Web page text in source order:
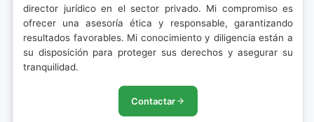
director jurídico en el sector privado. Mi compromiso es
ofrecer una asesoría ética y responsable, garantizando
resultados favorables. Mi conocimiento y diligencia están a
su disposición para proteger sus derechos y asegurar su
tranquilidad.
Contactar